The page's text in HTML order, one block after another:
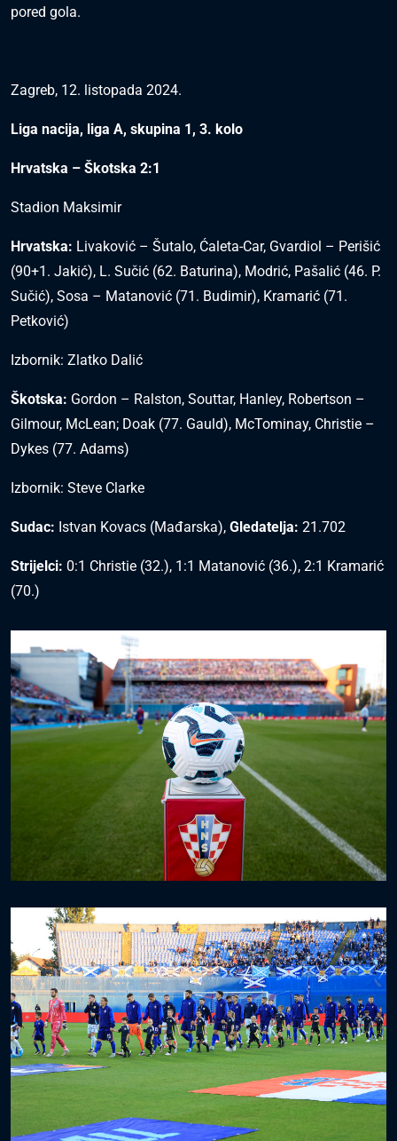
pored gola.
Zagreb, 12. listopada 2024.
Liga nacija, liga A, skupina 1, 3. kolo
Hrvatska – Škotska 2:1
Stadion Maksimir
Hrvatska: Livaković – Šutalo, Ćaleta-Car, Gvardiol – Perišić
(90+1. Jakić), L. Sučić (62. Baturina), Modrić, Pašalić (46. P.
Sučić), Sosa – Matanović (71. Budimir), Kramarić (71.
Petković)
Izbornik: Zlatko Dalić
Škotska: Gordon – Ralston, Souttar, Hanley, Robertson –
Gilmour, McLean; Doak (77. Gauld), McTominay, Christie –
Dykes (77. Adams)
Izbornik: Steve Clarke
Sudac: Istvan Kovacs (Mađarska), Gledatelja: 21.702
Strijelci: 0:1 Christie (32.), 1:1 Matanović (36.), 2:1 Kramarić
(70.)